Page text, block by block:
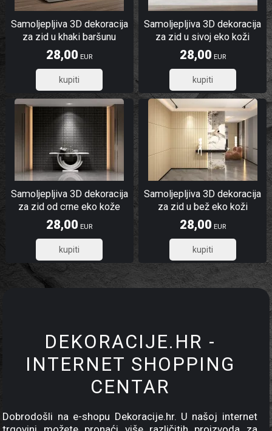
Samoljepljiva 3D dekoracija
za zid u khaki baršunu
28,00 EUR
22,40
Samoljepljiva 3D dekoracija
za zid u sivoj eko koži
28,00 EUR
22,40
Samoljepljiva 3D dekoracija
za zid od crne eko kože
kvadrati
28,00 EUR
22,40
Samoljepljiva 3D dekoracija
za zid u bež eko koži
28,00 EUR
22,40
DEKORACIJE.HR -
INTERNET SHOPPING
CENTAR
Dobrodošli na e-shopu Dekoracije.hr. U našoj internet